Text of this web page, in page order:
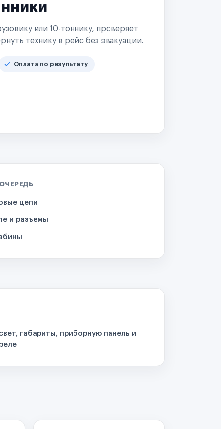
или 10-тоннику, проверяет
технику в рейс без эвакуации.
Оплата по результату
цепи
и разъемы
габариты, приборную панель и